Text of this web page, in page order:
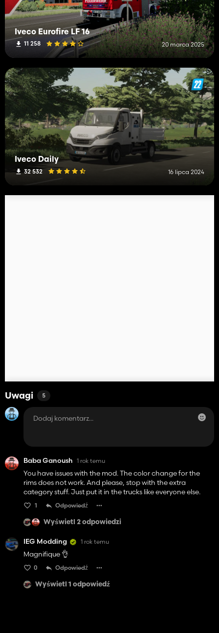
Iveco Eurofire LF 16
11 258 20 marca 2025
Iveco Daily
32 532 16 lipca 2024
Uwagi 5
Baba Ganoush 1 rok temu
You have issues with the mod. The color change for the
rims does not work. And please, stop with the extra
category stuff. Just put it in the trucks like everyone else.
1 Odpowiedź
Wyświetl 2 odpowiedzi
IEG Modding 1 rok temu
Magnifique 👌
0 Odpowiedź
Wyświetl 1 odpowiedź